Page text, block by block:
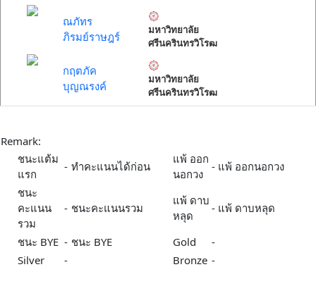
ณภัทร
ภิรมย์ราษฎร์
มหาวิทยาลัย
ศรีนครินทรวิโรฒ
กฤตภัค
บุญณรงค์
มหาวิทยาลัย
ศรีนครินทรวิโรฒ
Remark:
ชนะแต้ม
แรก
- ทำคะแนนได้ก่อน
แพ้ ออก
นอกวง
- แพ้ ออกนอกวง
ชนะ
คะแนน
รวม
- ชนะคะแนนรวม
แพ้ ดาบ
หลุด
- แพ้ ดาบหลุด
ชนะ BYE - ชนะ BYE Gold
-
Silver
- Bronze -